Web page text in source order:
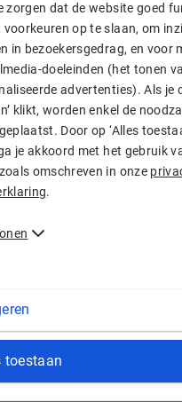
zorgen dat de website goed
voorkeuren op te slaan, om
in bezoekersgedrag, en voor
doeleinden (het tonen
advertenties). Als je
klikt, worden enkel de
Door op ‘Alles
je akkoord met het gebruik
omschreven in onze
.
toestaan
doorsturen
je klaar!
registreren bij
heeft in de digitale wereld
Het woord heeft niet alleen
kan ook worden gebruikt